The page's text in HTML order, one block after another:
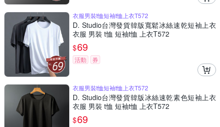
衣服男裝t恤短袖t恤上衣T572
D. Studio台灣發貨韓版寬鬆冰絲速乾短袖上衣
衣服 男裝 t恤 短袖t恤 上衣T572
$69
活動 券
衣服男裝t恤短袖t恤上衣T572
D. Studio台灣發貨韓版冰絲速乾素色短袖上衣
衣服 男裝 t恤 短袖t恤 上衣T572
$69